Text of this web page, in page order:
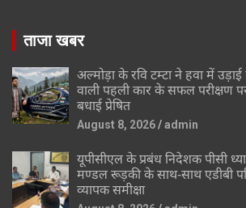
ताजा खबर
अल्मोड़ा के रवि टम्टा ने हवा में
वाली पहली कार के सफल परीक्षण
बधाई प्रेषित
August 8, 2026 admin
यूपीसीएल के प्रबंध निदेशक पीसी
मण्डल रूड़की के साथ-साथ एडीबी
व्यापक समीक्षा